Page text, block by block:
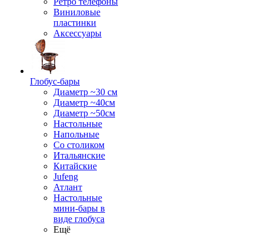
Виниловые
пластинки
Аксессуары
Глобус-бары
Диаметр ~30 см
Диаметр ~40см
Диаметр ~50см
Настольные
Напольные
Со столиком
Итальянские
Китайские
Jufeng
Атлант
Настольные
мини-бары в
виде глобуса
Ещё